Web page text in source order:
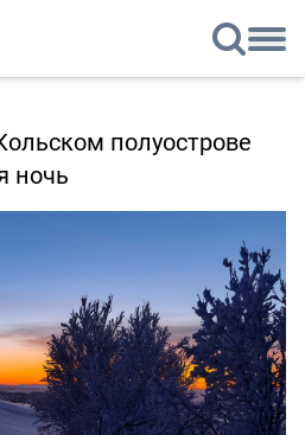
полуострове
ночь